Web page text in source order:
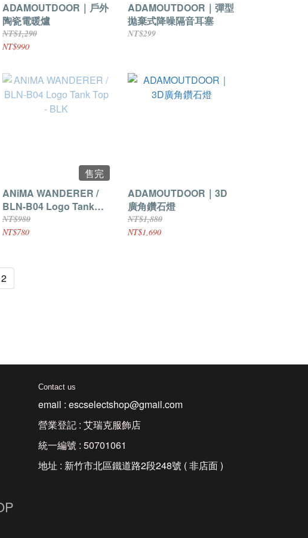
ADAMOUTDOOR｜戶外
陶瓷電暖爐
NT$1,290
NT$990
ADAMOUTDOOR｜彈型
拋棄式降噪隔音耳塞
NT$299
售完
ANiMA WANDERER /
BLN-B04 Logo Tank
Top - BLK
NT$980
NT$780
ADAMOUTDOOR｜3D
廣角鑽石燈
NT$1,880
NT$1,690
2
Contact us
email : escselectshop@gmail.com
營業登記 : 艾瑞克服飾店
統一編號 : 50701061
地址 : 新竹市北區鐵道路2段248號 ( 非店面 )